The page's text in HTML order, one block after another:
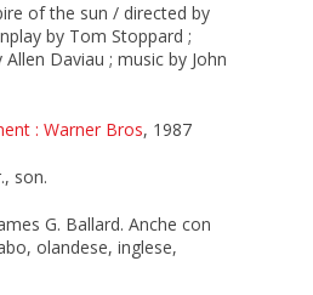
of the sun / directed by
by Tom Stoppard ;
Daviau ; music by John
: Warner Bros, 1987
son.
G. Ballard. Anche con
olandese, inglese,